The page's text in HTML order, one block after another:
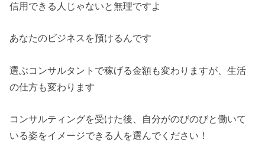
信用できる人じゃないと無理ですよ
あなたのビジネスを預けるんです
選ぶコンサルタントで稼げる金額も変わりますが、生活
の仕方も変わります
コンサルティングを受けた後、自分がのびのびと働いて
いる姿をイメージできる人を選んでください！